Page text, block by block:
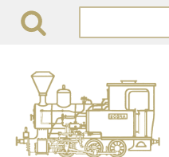
content